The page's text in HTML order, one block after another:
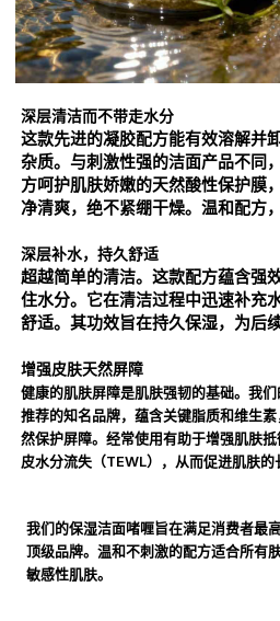
深层清洁而不带走水分
这款先进的凝胶配方能有效溶解并
杂质。与刺激性强的洁面产品不同
方呵护肌肤娇嫩的天然酸性保护膜
净清爽，绝不紧绷干燥。温和配方
深层补水，持久舒适
超越简单的清洁。这款配方蕴含强
住水分。它在清洁过程中迅速补充
舒适。其功效旨在持久保湿，为后
增强皮肤天然屏障
健康的肌肤屏障是肌肤强韧的基础。我
推荐的知名品牌，蕴含关键脂质和维生
然保护屏障。经常使用有助于增强肌肤
皮水分流失（TEWL），从而促进肌肤的
我们的保湿洁面啫喱旨在满足消费者最
顶级品牌。温和不刺激的配方适合所有
敏感性肌肤。